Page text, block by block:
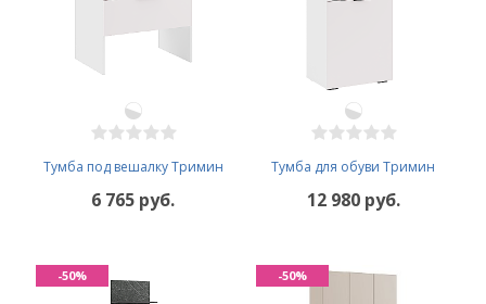
Тумба под вешалку Тримин
6 765 руб.
Тумба для обуви Тримин
12 980 руб.
-50% -50%